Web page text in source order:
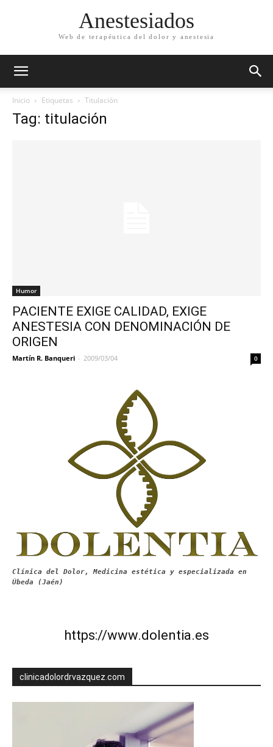
Anestesiados
Web de terapéutica del dolor y anestesia
Inicio Etiquetas Titulación
Tag: titulación
Humor
PACIENTE EXIGE CALIDAD, EXIGE
ANESTESIA CON DENOMINACIÓN DE
ORIGEN
Martín R. Banqueri - 2009/03/04 0
Clínica del Dolor, Medicina estética y especializada en
Úbeda (Jaén)
https://www.dolentia.es
clinicadolordrvazquez.com